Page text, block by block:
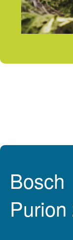
Bosch
Purion